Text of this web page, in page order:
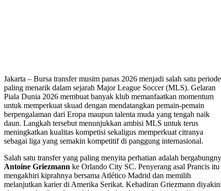
Jakarta – Bursa transfer musim panas 2026 menjadi salah satu periode
paling menarik dalam sejarah Major League Soccer (MLS). Gelaran
Piala Dunia 2026 membuat banyak klub memanfaatkan momentum
untuk memperkuat skuad dengan mendatangkan pemain-pemain
berpengalaman dari Eropa maupun talenta muda yang tengah naik
daun. Langkah tersebut menunjukkan ambisi MLS untuk terus
meningkatkan kualitas kompetisi sekaligus memperkuat citranya
sebagai liga yang semakin kompetitif di panggung internasional.
Salah satu transfer yang paling menyita perhatian adalah
Antoine Griezmann ke Orlando City SC. Penyerang asal Prancis itu
mengakhiri kiprahnya bersama Atlético Madrid dan memilih
melanjutkan karier di Amerika Serikat. Kehadiran Griezmann